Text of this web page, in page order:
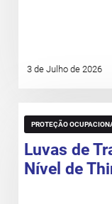
3 de Julho de 2026
PROTEÇÃO
Luvas de
Nível de